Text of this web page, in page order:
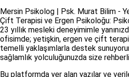
Mersin Psikolog | Psk. Murat Bilim -
Çift Terapisi ve Ergen Psikoloğu:
23 yıllık mesleki deneyimimle
ofisimde; yetişkin, ergen ve çift
temelli yaklaşımlarla destek
sağlamlık yolculuğunuzda size
Bu platformda yer alan yazılar ve